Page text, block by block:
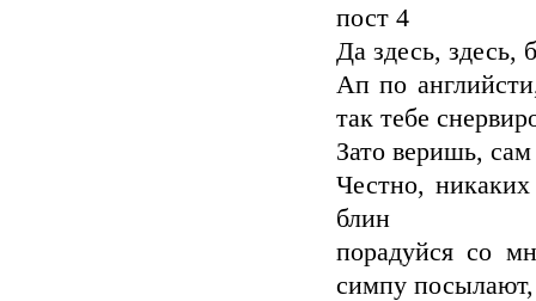
пост 4
Да здесь, здесь,
Ап по
так тебе
Зато веришь,
Честно,
блин
порадуйся со
симпу